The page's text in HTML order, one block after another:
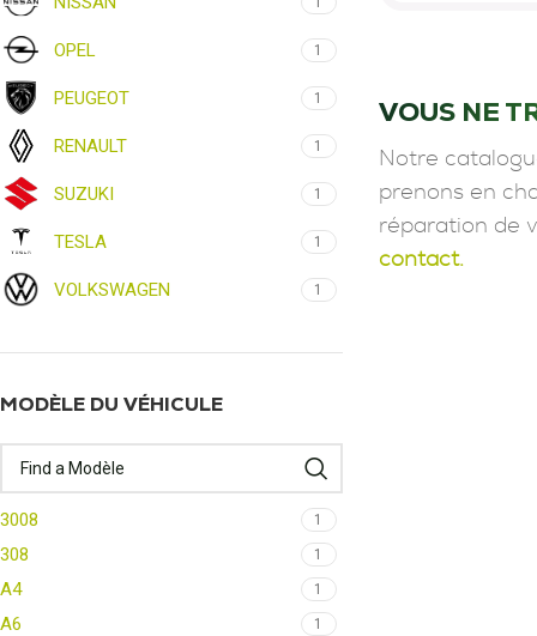
OPEL 1
PEUGEOT 1
RENAULT 1
SUZUKI 1
TESLA 1
VOLKSWAGEN 1
MODÈLE DU VÉHICULE
3008 1
308 1
A4 1
A6 1
VOUS NE
Notre
prenons en
réparation de
contact.